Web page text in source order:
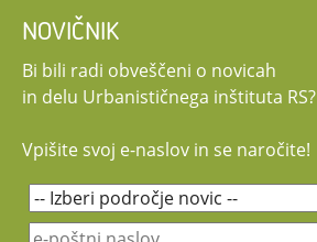
NOVIČNIK
Bi bili radi obveščeni o novicah
in delu Urbanističnega inštituta RS?
Vpišite svoj e-naslov in se naročite!